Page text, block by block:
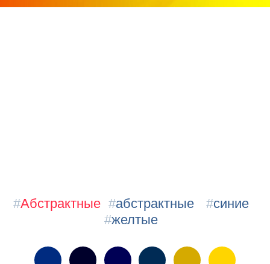
#Абстрактные #абстрактные #синие
#желтые